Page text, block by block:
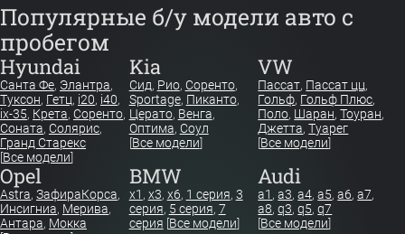
Популярные б/у модели авто с
пробегом
Hyundai
Санта Фе, Элантра,
Туксон, Гетц, i20, i40,
ix-35, Крета, Соренто,
Соната, Солярис,
Гранд Старекс
[Все модели]
Kia
Сид, Рио, Соренто,
Sportage, Пиканто,
Церато, Венга,
Оптима, Соул
[Все модели]
VW
Пассат, Пассат цц,
Гольф, Гольф Плюс,
Поло, Шаран,Тоуран,
Джетта,Туарег
[Все модели]
Opel
Astra, ЗафираКорса,
Инсигниа, Мерива,
Антара, Мокка
BMW
x1 , x3, x6, 1 серия, 3
серия, 5 серия, 7
серия [Все модели]
Audi
a1 ,a3,a4,a5,a6,a7,
a8,q3,q5,q7
[Все модели]